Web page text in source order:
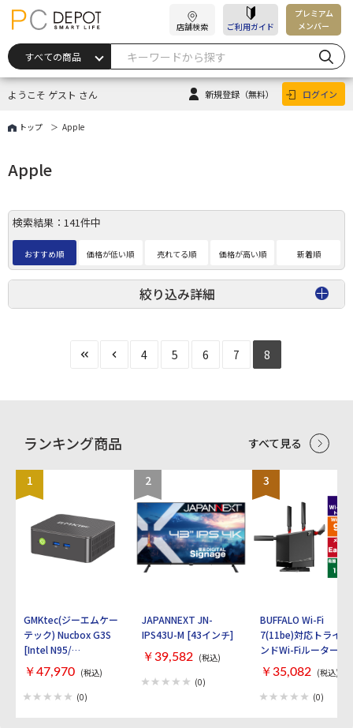
店舗検索 ご利用ガイド
プレミアム
メンバー
ようこそ ゲスト さん 新規登録 （無料） ログイン
トップ Apple
Apple
絞り込み詳細
検索結果：141件中
おすすめ順 価格が低い順 売れてる順 価格が高い順 新着順
4 5 6 7 8
ランキング商品 すべて見る
1
GMKtec(ジーエムケー
テック) Nucbox G3S
[Intel N95/
RAM:16GB/
SSD:512GB/ Windows
11 Pro]
￥47,970 (税込)
(0)
2
JAPANNEXT JN-
IPS43U-M [43インチ]
￥39,582 (税込)
(0)
3
BUFFALO Wi-Fi
7(11be)対応トライバ
ンドWi-Fiルーター
AirStation
WXR9300BE6P [ブラ
ック]
￥35,082 (税込)
(0)